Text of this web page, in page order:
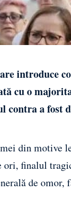
introduce
cu o
contra a fost
din motive
ori, finalul
de